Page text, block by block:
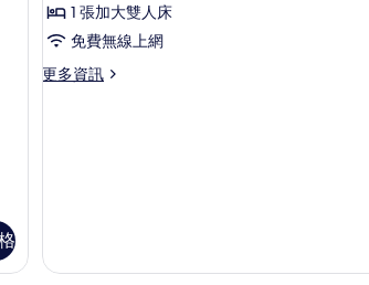
房
的
所
1 張加大雙人床
免費無線上網
更多資訊
更